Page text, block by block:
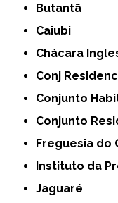
Butantã
Caiubi
Chácara
Conj
Conjunto
Conjunto
Freguesia do
Instituto da
Jaguaré